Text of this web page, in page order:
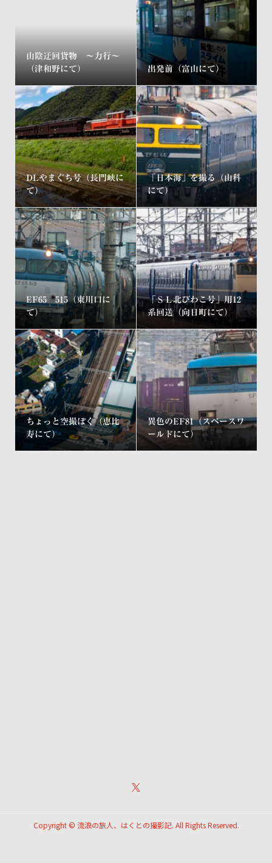
山陰迂回貨物 ～力行～
（津和野にて）
出発前（富山にて）
DLやまぐち号（長門峡に
て）
「日本海」を撮る（山科
にて）
EF65 515（東川口に
て）
「ＳＬ北びわこ号」用12
系回送（向日町にて）
ちょっと空撮ぽく（恵比
寿にて）
異色のEF81（スペースワ
ールドにて）
Copyright © 流浪の旅人、はくとの撮影記. All Rights Reserved.